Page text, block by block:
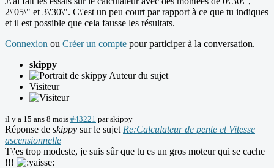
2\'05\" et 3\'30\". C\'est un peu court par rapport à ce que tu indiques
et il est possible que cela fausse les résultats.
Connexion ou Créer un compte pour participer à la conversation.
skippy
Auteur du sujet
Visiteur
il y a 15 ans 8 mois #43221 parskippy
Réponse de skippy sur le sujet Re:Calculateur de pente et Vitesse
ascensionnelle
T\'es trop modeste, je suis sûr que tu es un gros moteur qui se cache
!!!